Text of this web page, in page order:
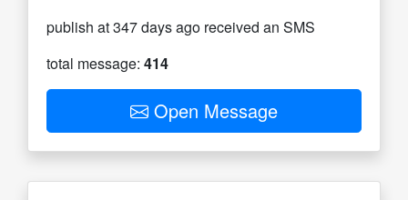
publish at 347 days ago received an SMS
total message: 414
Open Message